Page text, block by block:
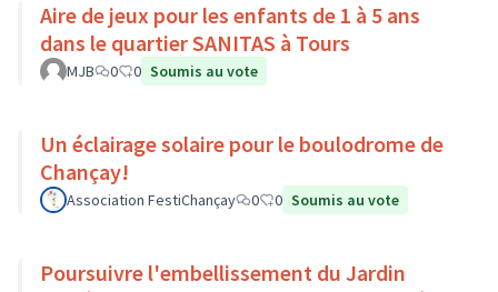
Aire de jeux pour les enfants de 1 à 5 ans
dans le quartier SANITAS à Tours
MJB 0 0 Soumis au vote
Un éclairage solaire pour le boulodrome de
Chançay!
Association FestiChançay 0 0 Soumis au vote
Poursuivre l'embellissement du Jardin